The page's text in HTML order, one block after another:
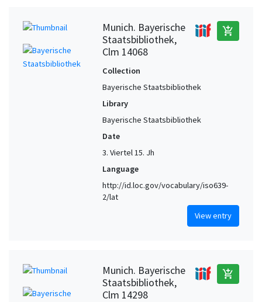
Munich. Bayerische
Staatsbibliothek,
Clm 14068
add_shopping_cart
Collection
Bayerische Staatsbibliothek
Library
Bayerische Staatsbibliothek
Date
3. Viertel 15. Jh
Language
http://id.loc.gov/vocabulary/iso639-
2/lat
View entry
Munich. Bayerische
Staatsbibliothek,
Clm 14298
add_shopping_cart